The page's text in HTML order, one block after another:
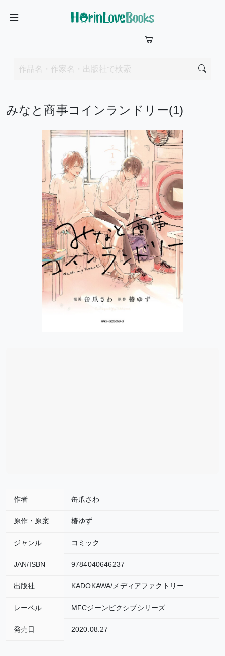
みなと商事コインランドリー(1)
作者 缶爪さわ
原作・原案 椿ゆず
ジャンル コミック
JAN/ISBN 9784040646237
出版社 KADOKAWA/メディアファクトリー
レーベル MFCジーンピクシブシリーズ
発売日 2020.08.27